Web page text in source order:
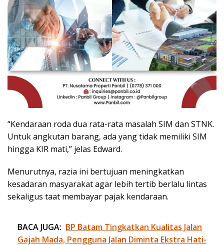
“Kendaraan roda dua rata-rata masalah SIM dan STNK.
Untuk angkutan barang, ada yang tidak memiliki SIM
hingga KIR mati,” jelas Edward.
Menurutnya, razia ini bertujuan meningkatkan
kesadaran masyarakat agar lebih tertib berlalu lintas
sekaligus taat membayar pajak kendaraan.
BACA JUGA: BP Batam Tingkatkan Kualitas Jalan
Gajah Mada, Pengguna Jalan Diminta Ekstra Hati-